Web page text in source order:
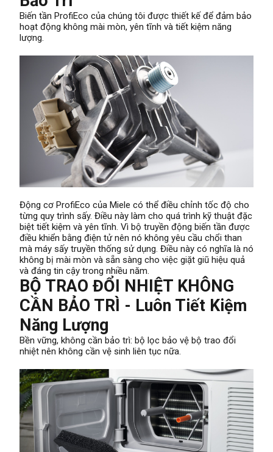
Biến tần ProfiEco của chúng tôi được thiết kế để đảm bảo
hoạt động không mài mòn, yên tĩnh và tiết kiệm năng
lượng.
Động cơ ProfiEco của Miele có thể điều chỉnh tốc độ cho
từng quy trình sấy. Điều này làm cho quá trình kỹ thuật đặc
biệt tiết kiệm và yên tĩnh. Vì bộ truyền động biến tần được
điều khiển bằng điện tử nên nó không yêu cầu chổi than
mà máy sấy truyền thống sử dụng. Điều này có nghĩa là nó
không bị mài mòn và sẵn sàng cho việc giặt giũ hiệu quả
và đáng tin cậy trong nhiều năm.
BỘ TRAO ĐỔI NHIỆT KHÔNG
CẦN BẢO TRÌ - Luôn Tiết Kiệm
Năng Lượng
Bền vững, không cần bảo trì: bộ lọc bảo vệ bộ trao đổi
nhiệt nên không cần vệ sinh liên tục nữa.